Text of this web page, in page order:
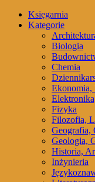
Księgarnia
Kategorie
Biologia
Chemia
Ekonomia,
Fizyka
Filozofia,
Geografia,
Geologia,
Historia,
Inżynieria